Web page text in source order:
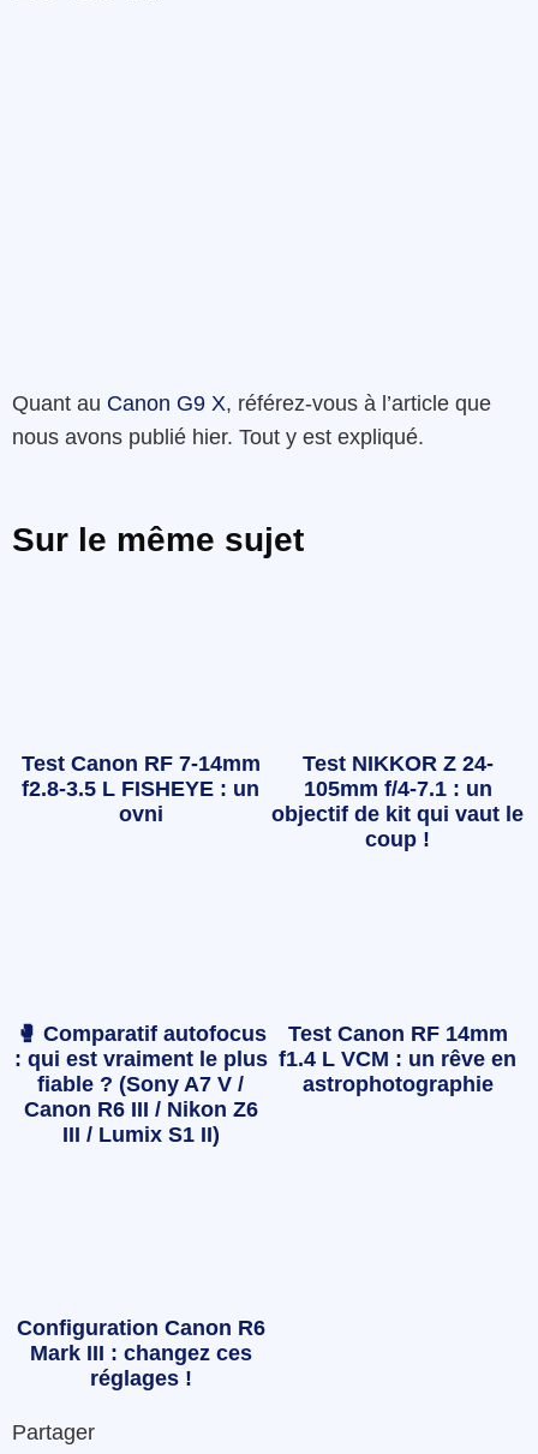
Quant au Canon G9 X, référez-vous à l’article que
nous avons publié hier. Tout y est expliqué.
Sur le même sujet
Test Canon RF 7-14mm
f2.8-3.5 L FISHEYE : un
ovni
Test NIKKOR Z 24-
105mm f/4-7.1 : un
objectif de kit qui vaut le
coup !
🥊 Comparatif autofocus
: qui est vraiment le plus
fiable ? (Sony A7 V /
Canon R6 III / Nikon Z6
III / Lumix S1 II)
Test Canon RF 14mm
f1.4 L VCM : un rêve en
astrophotographie
Configuration Canon R6
Mark III : changez ces
réglages !
Partager